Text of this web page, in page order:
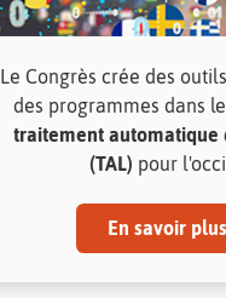
Le Congrès crée des
des programmes dans
traitement automatique
(TAL) pour
En savoir plus